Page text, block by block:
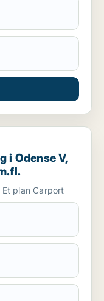
V, Odense SV eller
i Odense V,
plan Carport